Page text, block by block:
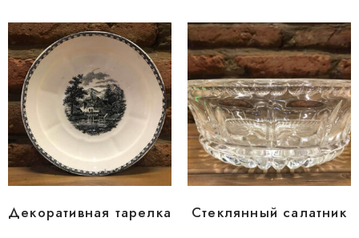
Декоративная тарелка
Стеклянный салатник